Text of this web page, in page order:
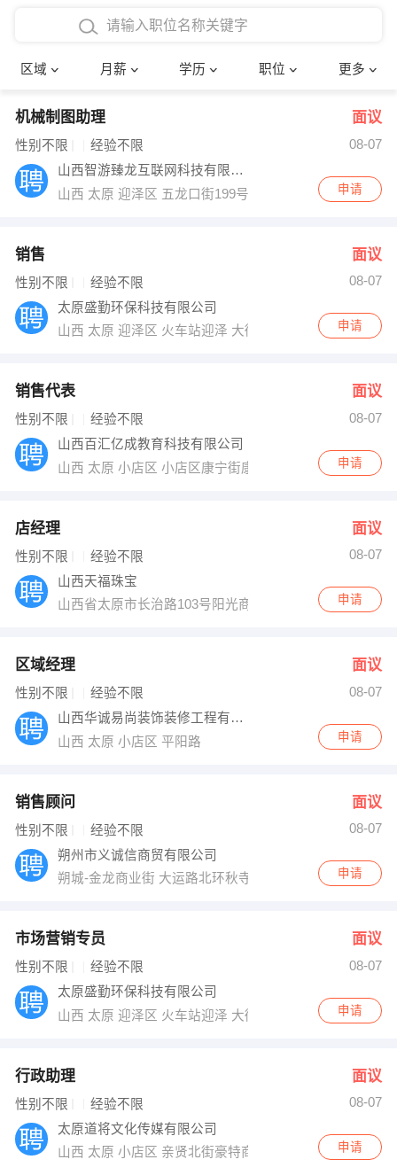
区域 月薪 学历 职位 更多
4000-5000元
8000-12000元
12000-20000元
博士
文员
财务会计
网络IT
快递员
收银员 技术员/工程师
出纳
编辑
跟单
其他职位
确定
机械制图助理 面议
性别不限 经验不限
08-07
山西智游臻龙互联网科技有限公司
山西 太原 迎泽区 五龙口街199号汇大国际品牌总部5号楼
申请
销售 面议
性别不限 经验不限
08-07
太原盛勤环保科技有限公司
山西 太原 迎泽区 火车站迎泽 大街万邦国际1425室
申请
销售代表 面议
性别不限 经验不限
08-07
山西百汇亿成教育科技有限公司
山西 太原 小店区 小店区康宁街康宁大厦B座506申请
店经理 面议
性别不限 经验不限
08-07
山西天福珠宝
山西省太原市长治路103号阳光商务大厦底商1008号
申请
区域经理 面议
性别不限 经验不限
08-07
山西华诚易尚装饰装修工程有限公司
山西 太原 小店区 平阳路
申请
销售顾问 面议
性别不限 经验不限
08-07
朔州市义诚信商贸有限公司
朔城-金龙商业街 大运路北环秋寺院村南
申请
市场营销专员 面议
性别不限 经验不限
08-07
太原盛勤环保科技有限公司
山西 太原 迎泽区 火车站迎泽 大街万邦国际1425室
申请
行政助理 面议
性别不限 经验不限
08-07
太原道将文化传媒有限公司
山西 太原 小店区 亲贤北街豪特商务1102
申请